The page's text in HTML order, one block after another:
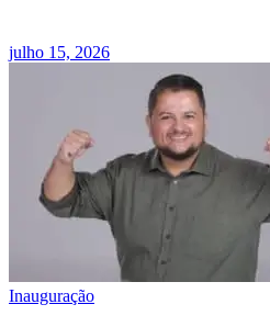
julho 15, 2026
Inauguração